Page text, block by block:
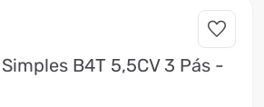
B4T 5,5CV 3 Pás -